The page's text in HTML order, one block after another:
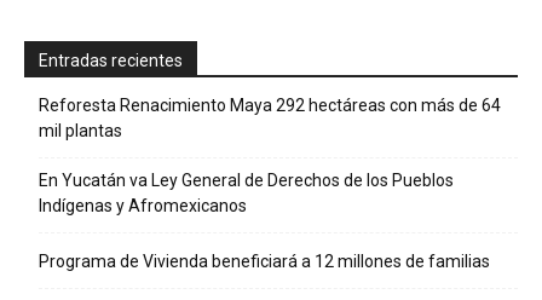
Entradas recientes
Reforesta Renacimiento Maya 292 hectáreas con más de 64
mil plantas
En Yucatán va Ley General de Derechos de los Pueblos
Indígenas y Afromexicanos
Programa de Vivienda beneficiará a 12 millones de familias